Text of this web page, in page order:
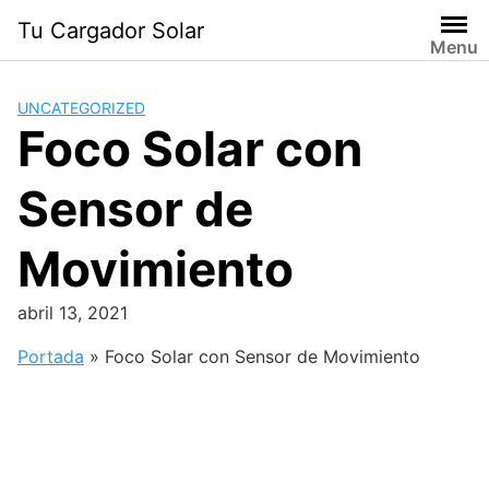
contenido
Tu Cargador Solar
Menu
UNCATEGORIZED
Foco Solar con
Sensor de
Movimiento
abril 13, 2021
Portada » Foco Solar con Sensor de Movimiento